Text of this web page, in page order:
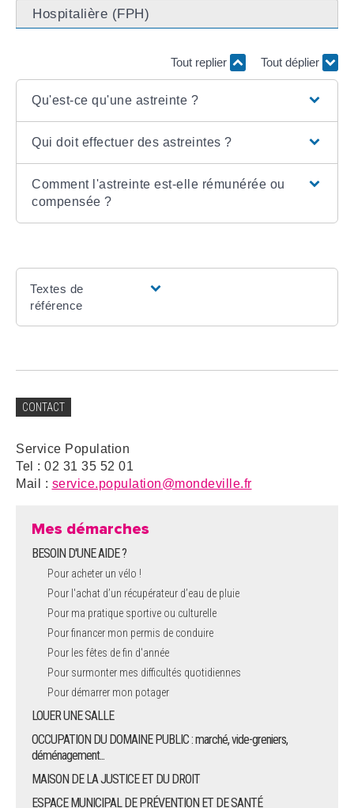
Hospitalière (FPH)
Tout replier Tout déplier
Qu'est-ce qu'une astreinte ?
Qui doit effectuer des astreintes ?
Comment l'astreinte est-elle rémunérée ou
compensée ?
Textes de
référence
CONTACT
Service Population
Tel : 02 31 35 52 01
Mail : service.population@mondeville.fr
Mes démarches
BESOIN D'UNE AIDE ?
Pour acheter un vélo !
Pour l'achat d’un récupérateur d’eau de pluie
Pour ma pratique sportive ou culturelle
Pour financer mon permis de conduire
Pour les fêtes de fin d'année
Pour surmonter mes difficultés quotidiennes
Pour démarrer mon potager
LOUER UNE SALLE
OCCUPATION DU DOMAINE PUBLIC : marché, vide-greniers,
déménagement...
MAISON DE LA JUSTICE ET DU DROIT
ESPACE MUNICIPAL DE PRÉVENTION ET DE SANTÉ